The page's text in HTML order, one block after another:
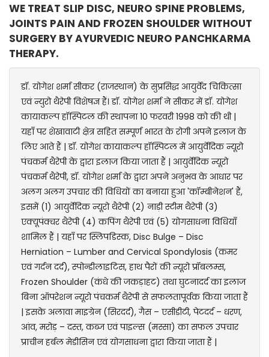
WE TREAT SLIP DISC, NEURO SPINE PROBLEMS,
JOINTS PAIN AND FROZEN SHOULDER WITHOUT
SURGERY BY AYURVEDIC NEURO PANCHKARMA
THERAPY.
डॉ. योगेश शर्मा सीकर (राजस्थान) के सुप्रसिद्ध आयुर्वेद चिकित्सा
एवं न्युरो थैरेपी विशेषज्ञ हैं। डॉ. योगेश शर्मा ने सीकर में डॉ. योगेश
कायाकल्प हॉस्पिटल की स्थापना 10 फरवरी 1998 को की थी |
यहाँ पर शेखावाटी क्षेत्र सहित सम्पूर्ण भारत के रोगी अपने इलाज के
लिए आते हैं | डॉ. योगेश कायाकल्प हॉस्पिटल में आयुर्वेदिक न्यूरो
पंचकर्म थैरेपी के द्वारा इलाज किया जाता हैं | आयुर्वेदिक न्यूरो
पंचकर्म थैरेपी, डॉ. योगेश शर्मा के द्वारा अपने अनुभव के आधार पर
अलग अलग उपचार की विधियों का बनाया हुआ 'कॉम्बीनेशन' हैं,
इसमें (1) आयुर्वेदिक न्यूरो थैरेपी (2) नाड़ी स्टीम थैरेपी (3)
एक्यूपंक्चर थैरेपी (4) कपिंग थैरेपी एवं (5) योगसाधना विधियाँ
शामिल हैं | यहाँ पर स्लिपडिस्क, Disc Bulge – Disc
Herniation – Lumber and Cervical Spondylosis (कमर
एवं गर्दन दर्द), स्पोन्डीलाइटिस, हाथ पैरों की न्यूरो प्रॉबलम्स,
Frozen Shoulder (कंधे की जकड़ाहट) तथा घुटनादर्द का इलाज
बिना ऑपरेशन न्यूरो पंचकर्म थैरेपी से सफलतापूर्वक किया जाता हैं
| इसके अलावा माइग्रेन (सिरदर्द), गैस – एसीडीटी, पेटदर्द – धरण,
आंव, मरोड़ – दस्त, कब्ज एवं पाइल्स (मस्सा) का सफल उपचार
प्राचीन हर्बल मेडीसिन एवं योगसाधना द्वारा किया जाता हैं |